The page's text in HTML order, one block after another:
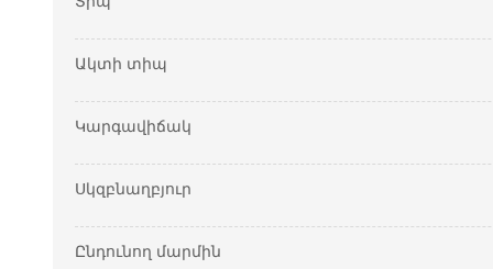
Ակտի տիպ
Կարգավիճակ
Սկզբնաղբյուր
Ընդունող մարմին